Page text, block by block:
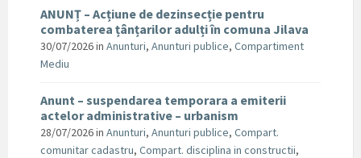
ANUNȚ – Acțiune de dezinsecție pentru
combaterea țânțarilor adulți în comuna Jilava
30/07/2026in Anunturi, Anunturi publice, Compartiment
Mediu
Anunt – suspendarea temporara a emiterii
actelor administrative – urbanism
28/07/2026in Anunturi, Anunturi publice, Compart.
comunitar cadastru, Compart. disciplina in constructii,